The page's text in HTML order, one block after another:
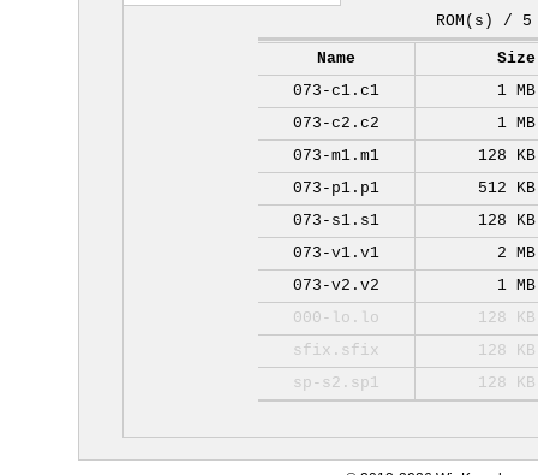
ROM(s) / 5
Name
Size
073-c1.c1
1 MB
073-c2.c2
1 MB
073-m1.m1
128 KB
073-p1.p1
512 KB
073-s1.s1
128 KB
073-v1.v1
2 MB
073-v2.v2
1 MB
000-lo.lo
128 KB
sfix.sfix
128 KB
sp-s2.sp1
128 KB